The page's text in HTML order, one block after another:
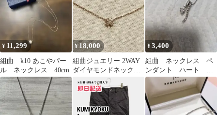
¥ 11,299
組曲 k10 あこやパー
ル ネックレス 40cm
¥18,000
組曲ジュエリー 2WAY
ダイヤモンドネックレ
ス K10PG 四つ葉 クロ
ーバー
¥3,400
組曲 ネックレス ペ
ンダント ハート シ
ルバー